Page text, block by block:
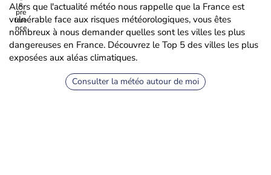
Alors que l'actualité météo nous rappelle que la France est
vulnérable face aux risques météorologiques, vous êtes
nombreux à nous demander quelles sont les villes les plus
dangereuses en France. Découvrez le Top 5 des villes les plus
exposées aux aléas climatiques.
Consulter la météo autour de moi